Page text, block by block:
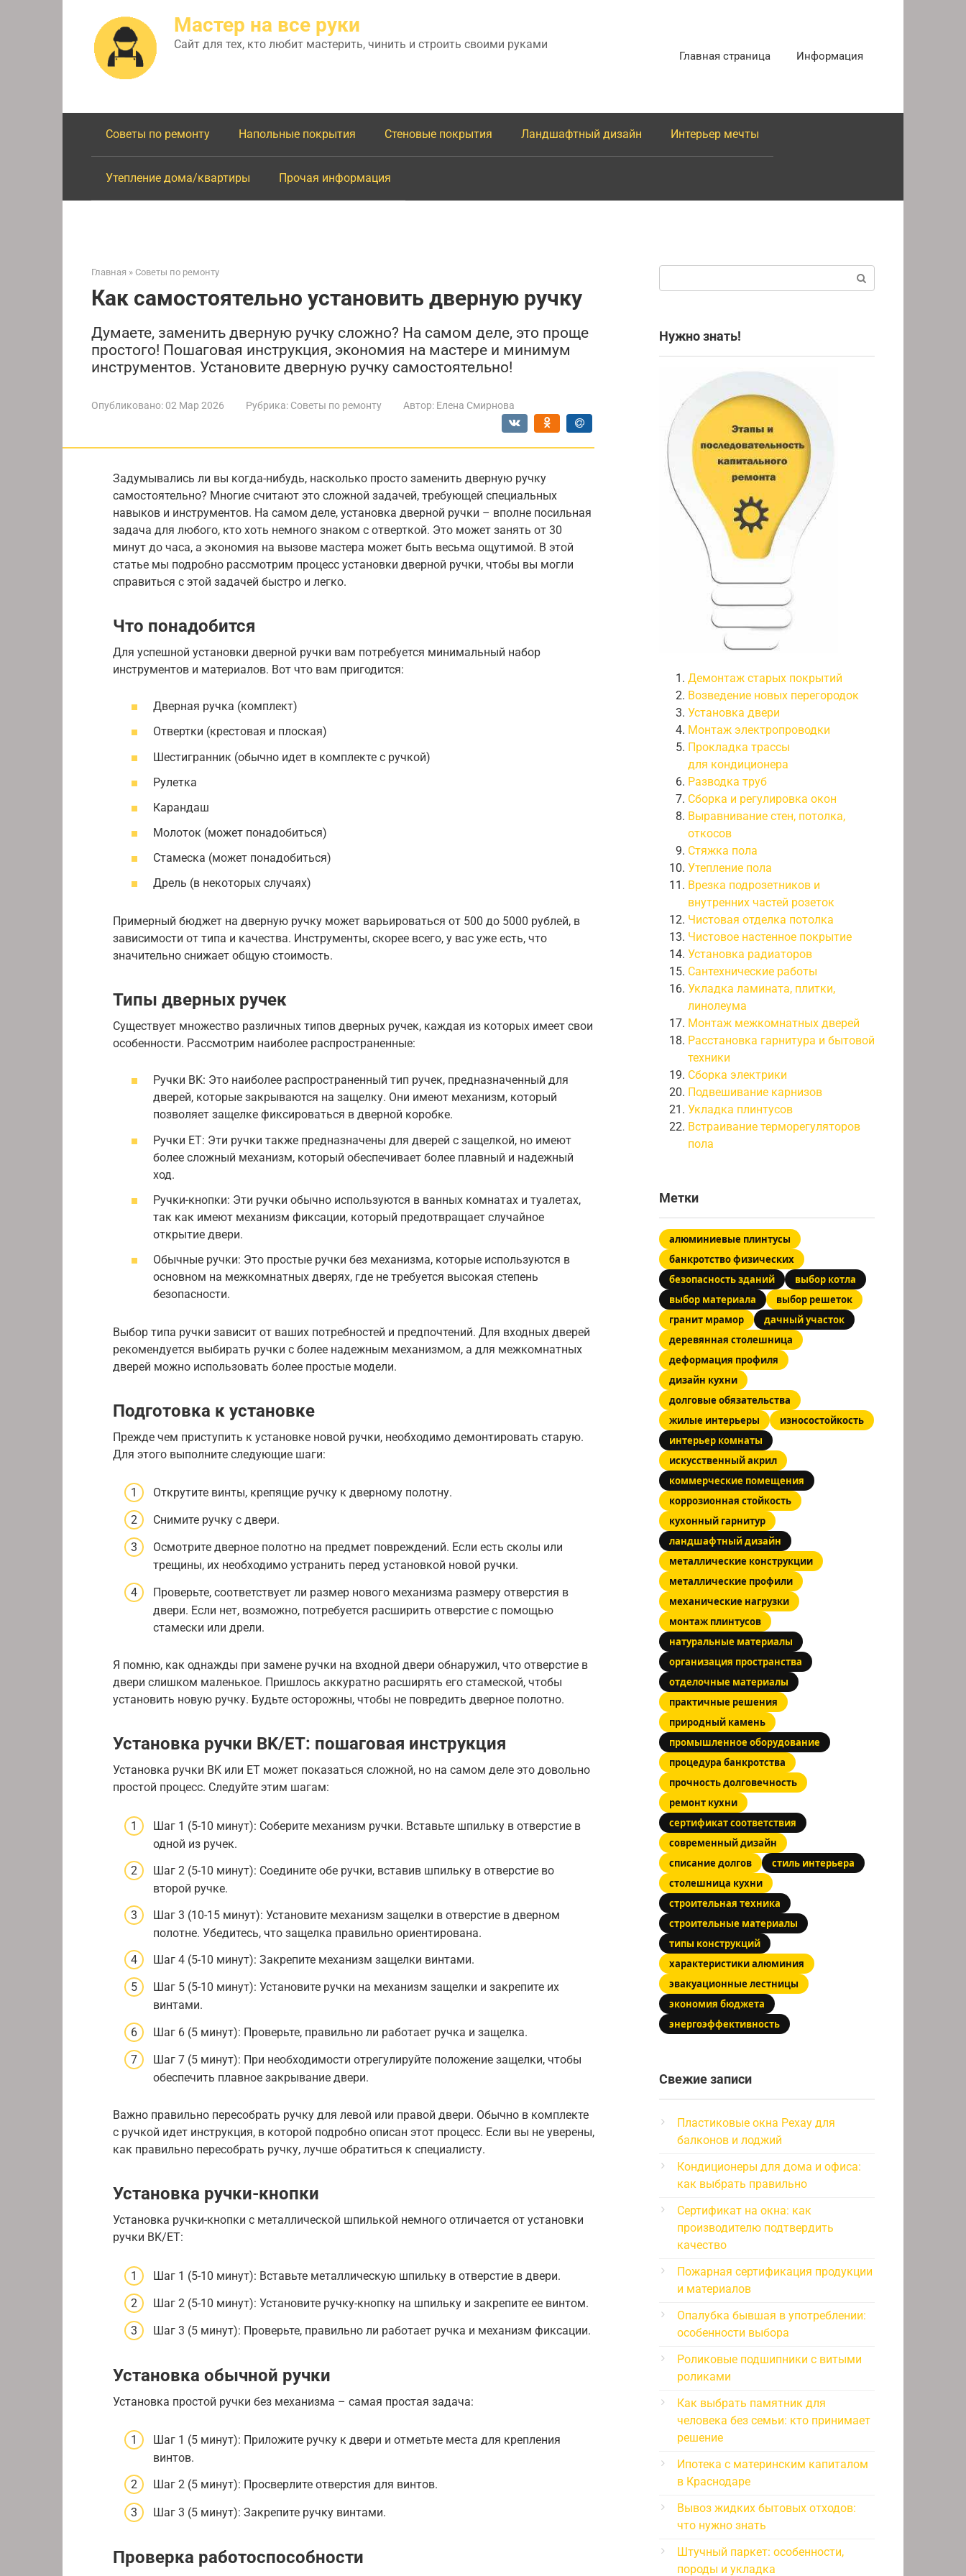
Мастер на все руки
Сайт для тех, кто любит мастерить, чинить и строить своими руками
Главная страница Информация
Советы по ремонту Напольные покрытия Стеновые покрытия Ландшафтный дизайн Интерьер мечты
Утепление дома/квартиры Прочая информация
Главная » Советы по ремонту
Как самостоятельно установить дверную ручку
Думаете, заменить дверную ручку сложно? На самом деле, это проще
простого! Пошаговая инструкция, экономия на мастере и минимум
инструментов. Установите дверную ручку самостоятельно!
Опубликовано: 02 Мар 2026 Рубрика: Советы по ремонту Автор: Елена Смирнова
Задумывались ли вы когда-нибудь, насколько просто заменить дверную ручку
самостоятельно? Многие считают это сложной задачей, требующей специальных
навыков и инструментов. На самом деле, установка дверной ручки – вполне посильная
задача для любого, кто хоть немного знаком с отверткой. Это может занять от 30
минут до часа, а экономия на вызове мастера может быть весьма ощутимой. В этой
статье мы подробно рассмотрим процесс установки дверной ручки, чтобы вы могли
справиться с этой задачей быстро и легко.
Что понадобится
Для успешной установки дверной ручки вам потребуется минимальный набор
инструментов и материалов. Вот что вам пригодится:
Дверная ручка (комплект)
Отвертки (крестовая и плоская)
Шестигранник (обычно идет в комплекте с ручкой)
Рулетка
Карандаш
Молоток (может понадобиться)
Стамеска (может понадобиться)
Дрель (в некоторых случаях)
Примерный бюджет на дверную ручку может варьироваться от 500 до 5000 рублей, в
зависимости от типа и качества. Инструменты, скорее всего, у вас уже есть, что
значительно снижает общую стоимость.
Типы дверных ручек
Существует множество различных типов дверных ручек, каждая из которых имеет свои
особенности. Рассмотрим наиболее распространенные:
Ручки BK: Это наиболее распространенный тип ручек, предназначенный для
дверей, которые закрываются на защелку. Они имеют механизм, который
позволяет защелке фиксироваться в дверной коробке.
Ручки ET: Эти ручки также предназначены для дверей с защелкой, но имеют
более сложный механизм, который обеспечивает более плавный и надежный
ход.
Ручки-кнопки: Эти ручки обычно используются в ванных комнатах и туалетах,
так как имеют механизм фиксации, который предотвращает случайное
открытие двери.
Обычные ручки: Это простые ручки без механизма, которые используются в
основном на межкомнатных дверях, где не требуется высокая степень
безопасности.
Выбор типа ручки зависит от ваших потребностей и предпочтений. Для входных дверей
рекомендуется выбирать ручки с более надежным механизмом, а для межкомнатных
дверей можно использовать более простые модели.
Подготовка к установке
Прежде чем приступить к установке новой ручки, необходимо демонтировать старую.
Для этого выполните следующие шаги:
Открутите винты, крепящие ручку к дверному полотну.
Снимите ручку с двери.
Осмотрите дверное полотно на предмет повреждений. Если есть сколы или
трещины, их необходимо устранить перед установкой новой ручки.
Проверьте, соответствует ли размер нового механизма размеру отверстия в
двери. Если нет, возможно, потребуется расширить отверстие с помощью
стамески или дрели.
Я помню, как однажды при замене ручки на входной двери обнаружил, что отверстие в
двери слишком маленькое. Пришлось аккуратно расширять его стамеской, чтобы
установить новую ручку. Будьте осторожны, чтобы не повредить дверное полотно.
Установка ручки BK/ET: пошаговая инструкция
Установка ручки BK или ET может показаться сложной, но на самом деле это довольно
простой процесс. Следуйте этим шагам:
Шаг 1 (5-10 минут): Соберите механизм ручки. Вставьте шпильку в отверстие в
одной из ручек.
Шаг 2 (5-10 минут): Соедините обе ручки, вставив шпильку в отверстие во
второй ручке.
Шаг 3 (10-15 минут): Установите механизм защелки в отверстие в дверном
полотне. Убедитесь, что защелка правильно ориентирована.
Шаг 4 (5-10 минут): Закрепите механизм защелки винтами.
Шаг 5 (5-10 минут): Установите ручки на механизм защелки и закрепите их
винтами.
Шаг 6 (5 минут): Проверьте, правильно ли работает ручка и защелка.
Шаг 7 (5 минут): При необходимости отрегулируйте положение защелки, чтобы
обеспечить плавное закрывание двери.
Важно правильно пересобрать ручку для левой или правой двери. Обычно в комплекте
с ручкой идет инструкция, в которой подробно описан этот процесс. Если вы не уверены,
как правильно пересобрать ручку, лучше обратиться к специалисту.
Установка ручки-кнопки
Установка ручки-кнопки с металлической шпилькой немного отличается от установки
ручки BK/ET:
Шаг 1 (5-10 минут): Вставьте металлическую шпильку в отверстие в двери.
Шаг 2 (5-10 минут): Установите ручку-кнопку на шпильку и закрепите ее винтом.
Шаг 3 (5 минут): Проверьте, правильно ли работает ручка и механизм фиксации.
Установка обычной ручки
Установка простой ручки без механизма – самая простая задача:
Шаг 1 (5 минут): Приложите ручку к двери и отметьте места для крепления
винтов.
Шаг 2 (5 минут): Просверлите отверстия для винтов.
Шаг 3 (5 минут): Закрепите ручку винтами.
Проверка работоспособности
Нужно знать!
Демонтаж старых покрытий
Возведение новых перегородок
Установка двери
Монтаж электропроводки
Прокладка трассы
для кондиционера
Разводка труб
Сборка и регулировка окон
Выравнивание стен, потолка,
откосов
Стяжка пола
Утепление пола
Врезка подрозетников и
внутренних частей розеток
Чистовая отделка потолка
Чистовое настенное покрытие
Установка радиаторов
Сантехнические работы
Укладка ламината, плитки,
линолеума
Монтаж межкомнатных дверей
Расстановка гарнитура и бытовой
техники
Сборка электрики
Подвешивание карнизов
Укладка плинтусов
Встраивание терморегуляторов
пола
Метки
алюминиевые плинтусы
банкротство физических
безопасность зданий
выбор котла
выбор материала
выбор решеток
гранит мрамор
дачный участок
деревянная столешница
деформация профиля
дизайн кухни
долговые обязательства
жилые интерьеры
износостойкость
интерьер комнаты
искусственный акрил
коммерческие помещения
коррозионная стойкость
кухонный гарнитур
ландшафтный дизайн
металлические конструкции
металлические профили
механические нагрузки
монтаж плинтусов
натуральные материалы
организация пространства
отделочные материалы
практичные решения
природный камень
промышленное оборудование
процедура банкротства
прочность долговечность
ремонт кухни
сертификат соответствия
современный дизайн
списание долгов
стиль интерьера
столешница кухни
строительная техника
строительные материалы
типы конструкций
характеристики алюминия
эвакуационные лестницы
экономия бюджета
энергоэффективность
Свежие записи
Пластиковые окна Рехау для
балконов и лоджий
Кондиционеры для дома и офиса:
как выбрать правильно
Сертификат на окна: как
производителю подтвердить
качество
Пожарная сертификация продукции
и материалов
Опалубка бывшая в употреблении:
особенности выбора
Роликовые подшипники с витыми
роликами
Как выбрать памятник для
человека без семьи: кто принимает
решение
Ипотека с материнским капиталом
в Краснодаре
Вывоз жидких бытовых отходов:
что нужно знать
Штучный паркет: особенности,
породы и укладка